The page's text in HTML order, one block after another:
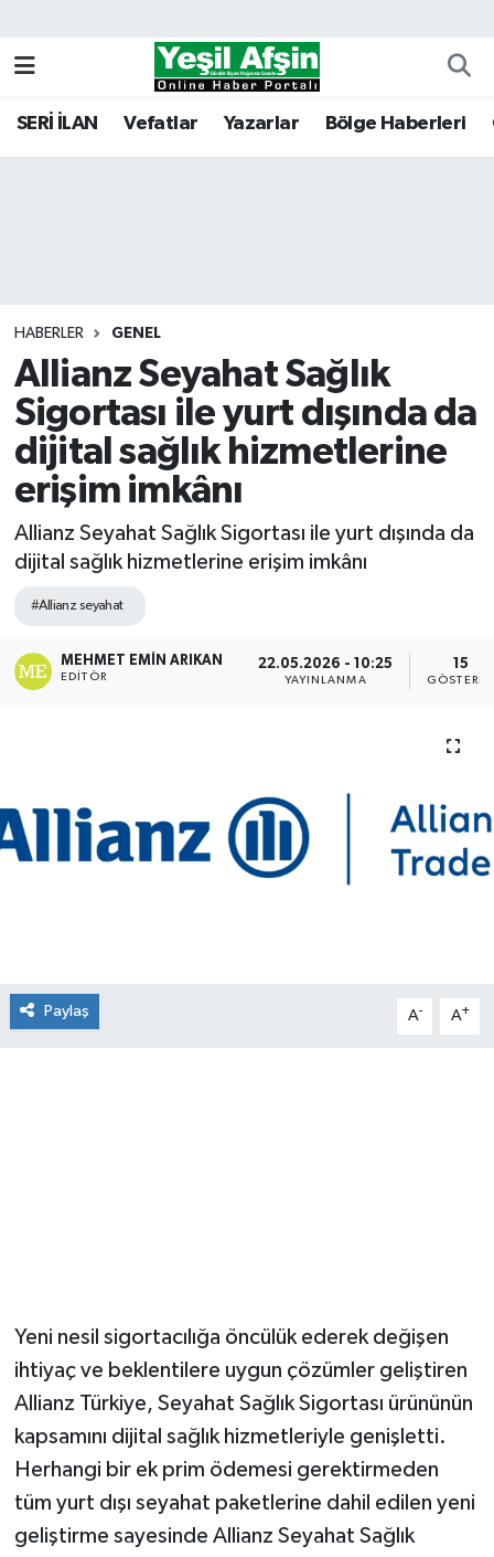
SERİ İLAN Vefatlar Yazarlar Bölge Haberleri
HABERLER GENEL
Allianz Seyahat Sağlık
Sigortası ile yurt dışında da
dijital sağlık hizmetlerine
erişim imkânı
Allianz Seyahat Sağlık Sigortası ile yurt dışında da
dijital sağlık hizmetlerine erişim imkânı
#Allianz seyahat
MEHMET EMIN ARIKAN
EDITÖR
22.05.2026 - 10:25
YAYINLANMA
15
GÖSTERIM
Paylaş A- A+
Yeni nesil sigortacılığa öncülük ederek değişen
ihtiyaç ve beklentilere uygun çözümler geliştiren
Allianz Türkiye, Seyahat Sağlık Sigortası ürününün
kapsamını dijital sağlık hizmetleriyle genişletti.
Herhangi bir ek prim ödemesi gerektirmeden
tüm yurt dışı seyahat paketlerine dahil edilen yeni
geliştirme sayesinde Allianz Seyahat Sağlık
Kahramanmaraş Nöbetçi Eczaneler
Tüm Manşetler
Son Dakika Haberleri
Haber Arşivi